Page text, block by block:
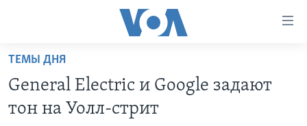
Перейти
основной
контент
ТЕМЫ ДНЯ
General Electric и Google задают
тон на Уолл-стрит